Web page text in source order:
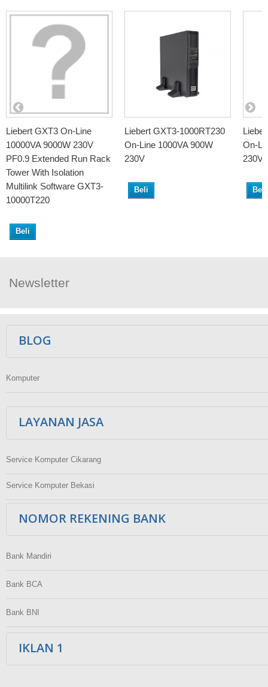
Liebert GXT3 On-Line
10000VA 9000W 230V
PF0.9 Extended Run Rack
Tower With Isolation
Multilink Software GXT3-
10000T220
Beli
Liebert GXT3-1000RT230
On-Line 1000VA 900W
230V
Beli
On-
230V
Beli
Newsletter
BLOG
Komputer
LAYANAN JASA
Service Komputer Cikarang
Service Komputer Bekasi
NOMOR REKENING BANK
Bank Mandiri
Bank BCA
Bank BNI
IKLAN 1